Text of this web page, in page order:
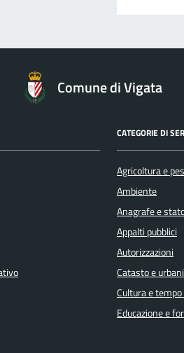
Comune di Vigata
CATEGORIE DI
Agricoltura e
Ambiente
Anagrafe e
Appalti pubblici
Autorizzazioni
Catasto e
Cultura e
Educazione e